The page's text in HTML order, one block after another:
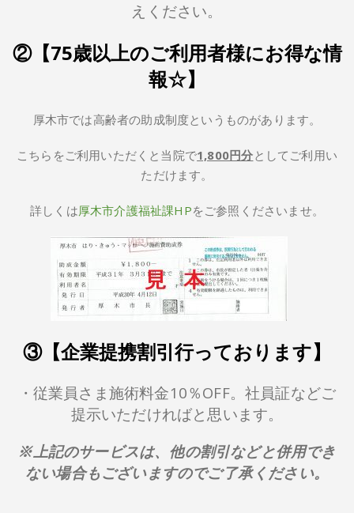
えください。
②【75歳以上のご利用者様にお得な情
報☆】
厚木市では高齢者の助成制度というものがあります。
こちらをご利用いただくと当院で1,800円分としてご利用い
ただけます。
詳しくは厚木市介護福祉課HPをご参照くださいませ。
③【企業提携割引行っております】
・従業員さま施術料金10％OFF。社員証などご
提示いただければと思います。
※上記のサービスは、他の割引などと併用でき
ない場合もございますのでご了承ください。